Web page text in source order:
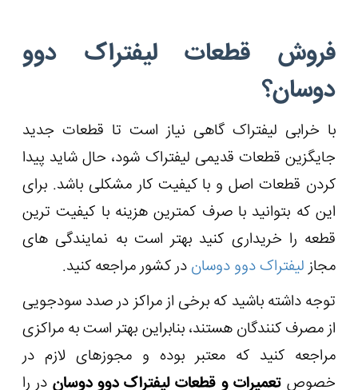
فروش قطعات لیفتراک دوو
دوسان؟
با خرابی لیفتراک گاهی نیاز است تا قطعات جدید
جایگزین قطعات قدیمی لیفتراک شود، حال شاید پیدا
کردن قطعات اصل و با کیفیت کار مشکلی باشد. برای
این که بتوانید با صرف کمترین هزینه با کیفیت ترین
قطعه را خریداری کنید بهتر است به نمایندگی های
مجازلیفتراک دوو دوساندر کشور مراجعه کنید.
توجه داشته باشید که برخی از مراکز در صدد سودجویی
از مصرف کنندگان هستند، بنابراین بهتر است به مراکزی
مراجعه کنید که معتبر بوده و مجوزهای لازم در
خصوصتعمیرات و قطعات لیفتراک دوو دوسان در را